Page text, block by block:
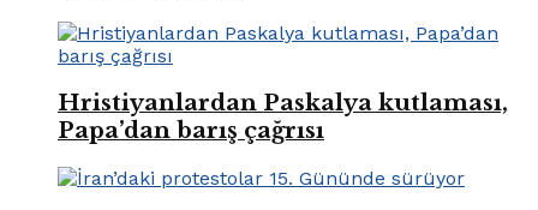
Hristiyanlardan Paskalya kutlaması,
Papa’dan barış çağrısı